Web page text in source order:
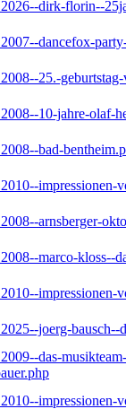
dirk-florin--
dancefox-
25.-
10-jahre-olaf-
bad-
arnsberger-
marco-kloss--
joerg-bausch--
das-